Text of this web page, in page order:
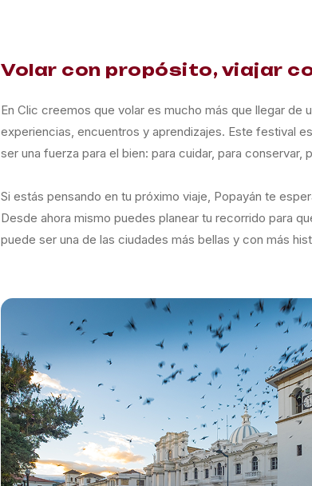
Volar con propósito, viajar
En Clic creemos que volar es mucho más que llegar de
experiencias, encuentros y aprendizajes. Este festival
ser una fuerza para el bien: para cuidar, para conservar,
Si estás pensando en tu próximo viaje, Popayán te
Desde ahora mismo puedes planear tu recorrido para
puede ser una de las ciudades más bellas y con más